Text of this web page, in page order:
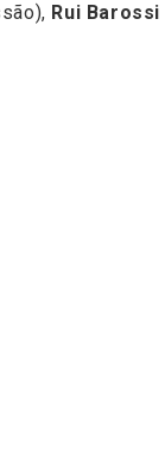
Rui Barossi